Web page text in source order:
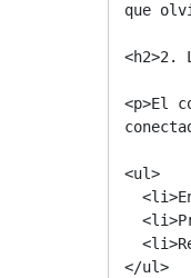
que
<h2>2.
<p>El
<ul>
</ul>